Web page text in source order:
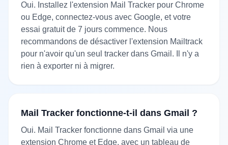
Oui. Installez l'extension Mail Tracker pour Chrome
ou Edge, connectez-vous avec Google, et votre
essai gratuit de 7 jours commence. Nous
recommandons de désactiver l'extension Mailtrack
pour n'avoir qu'un seul tracker dans Gmail. Il n'y a
rien à exporter ni à migrer.
Mail Tracker fonctionne-t-il dans Gmail ?
Oui. Mail Tracker fonctionne dans Gmail via une
extension Chrome et Edge, avec un tableau de